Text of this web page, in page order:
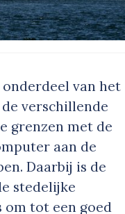
van het
verschillende
grenzen met de
aan de
Daarbij is de
stedelijke
om tot een goed